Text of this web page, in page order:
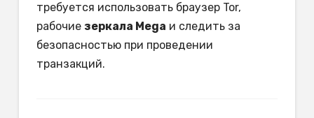
требуется использовать браузер Tor,
рабочие зеркала Mega и следить за
безопасностью при проведении
транзакций.